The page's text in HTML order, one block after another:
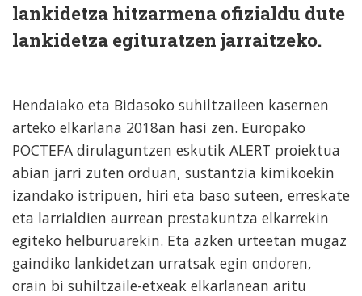
lankidetza hitzarmena ofizialdu dute
lankidetza egituratzen jarraitzeko.
Hendaiako eta Bidasoko suhiltzaileen kasernen
arteko elkarlana 2018an hasi zen. Europako
POCTEFA dirulaguntzen eskutik ALERT proiektua
abian jarri zuten orduan, sustantzia kimikoekin
izandako istripuen, hiri eta baso suteen, erreskate
eta larrialdien aurrean prestakuntza elkarrekin
egiteko helburuarekin. Eta azken urteetan mugaz
gaindiko lankidetzan urratsak egin ondoren,
orain bi suhiltzaile-etxeak elkarlanean aritu